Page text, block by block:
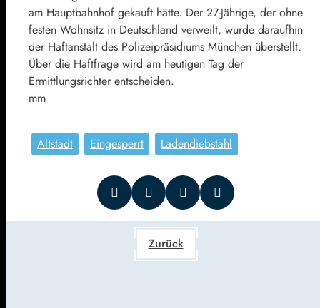
am Hauptbahnhof gekauft hätte. Der 27-Jährige, der ohne
festen Wohnsitz in Deutschland verweilt, wurde daraufhin
der Haftanstalt des Polizeipräsidiums München überstellt.
Über die Haftfrage wird am heutigen Tag der
Ermittlungsrichter entscheiden.
mm
Altstadt Eingesperrt Ladendiebstahl
Zurück